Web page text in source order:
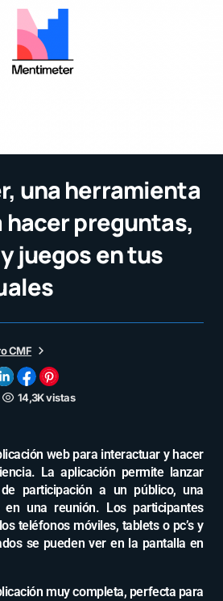
una herramienta
hacer preguntas,
juegos en tus
CMF
14,3K vistas
web para interactuar y hacer
La aplicación permite lanzar
participación a un público, una
una reunión. Los participantes
teléfonos móviles, tablets o pc’s y
se pueden ver en la pantalla en
muy completa, perfecta para